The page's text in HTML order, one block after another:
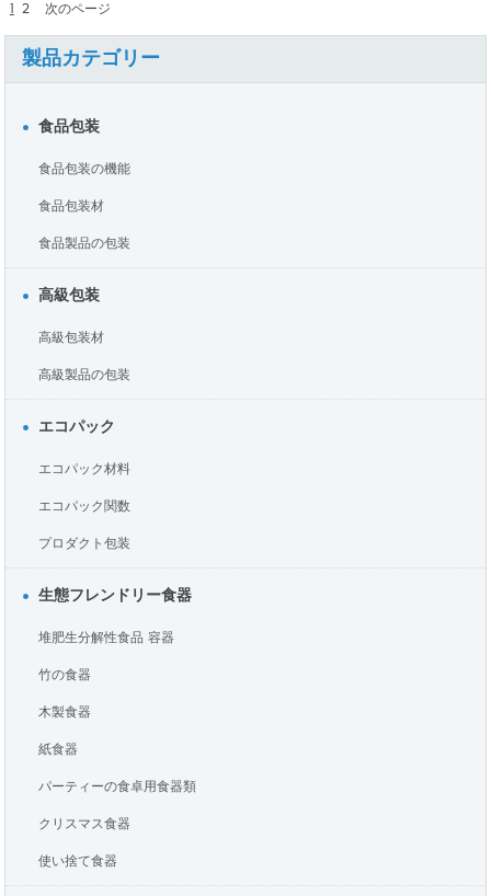
MOQ:1000pcs.
1
2 次のページ
製品カテゴリー
食品包装
食品包装の機能
食品包装材
食品製品の包装
高級包装
高級包装材
高級製品の包装
エコパック
エコパック材料
エコパック関数
プロダクト包装
生態フレンドリー食器
堆肥生分解性食品 容器
竹の食器
木製食器
紙食器
パーティーの食卓用食器類
クリスマス食器
使い捨て食器